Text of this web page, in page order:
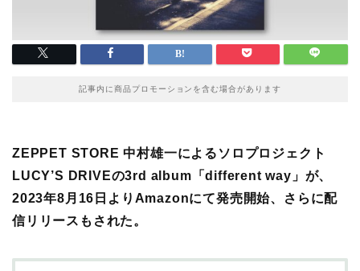
記事内に商品プロモーションを含む場合があります
ZEPPET STORE 中村雄一によるソロプロジェクト
LUCY’S DRIVEの3rd album「different way」が、
2023年8月16日よりAmazonにて発売開始、さらに配
信リリースもされた。